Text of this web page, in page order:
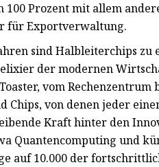
100 Prozent mit allem
für Exportverwaltung.
sind Halbleiterchips zu
der modernen
vom
Chips, von denen jeder
Kraft hinter den
Quantencomputing und
auf 10.000 der